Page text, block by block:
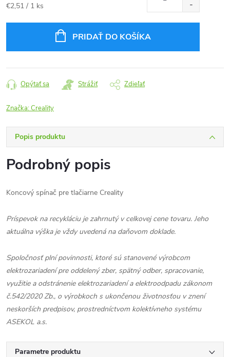
Jednotková
€2,51 / 1 ks
PRIDAŤ DO KOŠÍKA
Opýtať sa Strážiť Zdieľať
Značka:Creality
Popis produktu
Podrobný popis
Koncový spínač pre tlačiarne Creality
Príspevok na recykláciu je zahrnutý v celkovej cene tovaru. Jeho
aktuálna výška je vždy uvedená na daňovom doklade.
Spoločnosť plní povinnosti, ktoré sú stanovené výrobcom
elektrozariadení pre oddelený zber, spätný odber, spracovanie,
využitie a odstránenie elektrozariadení a elektroodpadu zákonom
č.542/2020 Zb., o výrobkoch s ukončenou životnosťou v znení
neskorších predpisov, prostredníctvom kolektívneho systému
ASEKOL a.s.
Parametre produktu